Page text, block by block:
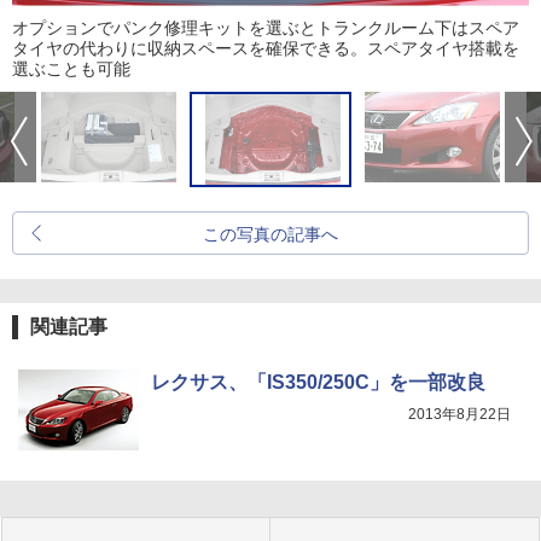
オプションでパンク修理キットを選ぶとトランクルーム下はスペア
タイヤの代わりに収納スペースを確保できる。スペアタイヤ搭載を
選ぶことも可能
この写真の記事へ
関連記事
レクサス、「IS350/250C」を一部改良
2013年8月22日